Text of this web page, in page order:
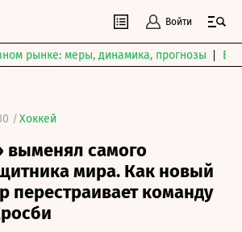
Войти
рынке: меры, динамика, прогнозы
/Хоккей
выменял самого
мира. Как новый
перестраивает команду